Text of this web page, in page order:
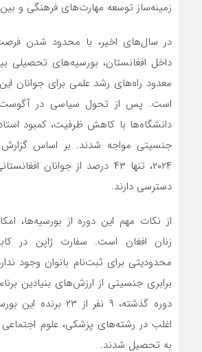
زمینه‌ساز توسعه مهارت‌های فرهنگی و
در سال‌های اخیر، با محدود شدن
داخل افغانستان، بورسیه‌های تحصیلی
معدود راه‌های رشد علمی برای جوانان
دانشگاه‌ها با کاهش ظرفیت، کمبود
جنسیتی مواجه شدند. بر اساس
۲۰۲۴، تنها ۴۳ درصد از جوانان
دسترسی دارند.
از نکات مهم این دوره از بورسیه‌ها،
زنان افغان است. سفارت ژاپن در
محدودیتی برای ثبت‌نام بانوان وجود
دوره گذشته، ۹ نفر از ۲۳
اغلب در رشته‌های پزشکی، علوم
به تحصیل شدند.